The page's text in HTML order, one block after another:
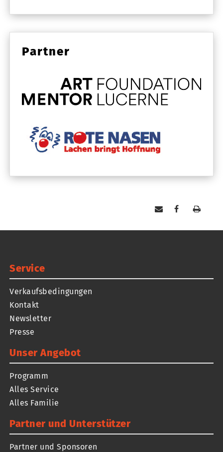
Partner
Service
Verkaufsbedingungen
Kontakt
Newsletter
Presse
Unser Angebot
Programm
Alles Service
Alles Familie
Partner und Unterstützer
Partner und Sponsoren